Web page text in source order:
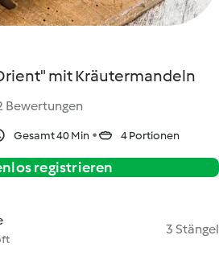
mit Kräutermandeln
Bewertungen
Gesamt 40 Min 4 Portionen
registrieren
3 Stängel